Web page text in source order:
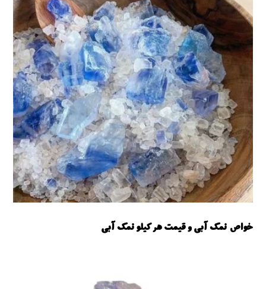
خواص نمک آبی و قیمت هر کیلو نمک آبی